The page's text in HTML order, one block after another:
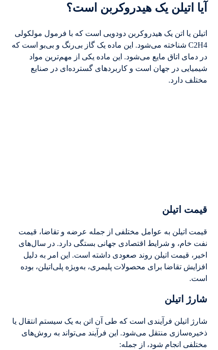
آیا اتیلن یک هیدروکربن است؟
اتیلن یا اتن یک هیدروکربن دودویی است که با فرمول مولکولی
C2H4 شناخته می‌شود. این ماده یک گاز بی‌رنگ و بی‌بو است که
در دمای اتاق مایع می‌شود. این ماده یکی از مهم‌ترین مواد
شیمیایی در جهان است و کاربردهای گسترده‌ای در صنایع
مختلف دارد.
قیمت اتیلن
قیمت اتیلن به عوامل مختلفی از جمله عرضه و تقاضا، قیمت
نفت خام، و شرایط اقتصادی جهانی بستگی دارد. در سال‌های
اخیر، قیمت اتیلن روند صعودی داشته است. این امر به دلیل
افزایش تقاضا برای محصولات پلیمری، به‌ویژه پلی‌اتیلن، بوده
است.
شارژ اتیلن
شارژ اتیلن فرآیندی است که طی آن اتن به یک سیستم انتقال یا
ذخیره‌سازی منتقل می‌شود. این فرآیند می‌تواند به روش‌های
مختلفی انجام شود، از جمله: